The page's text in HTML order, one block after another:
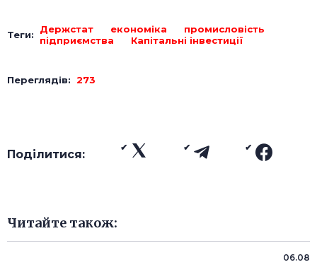
Теги: Держстат економіка
промисловість
підприємства
Капітальні інвестиції
Переглядів: 273
Поділитися:
Читайте також:
06.08